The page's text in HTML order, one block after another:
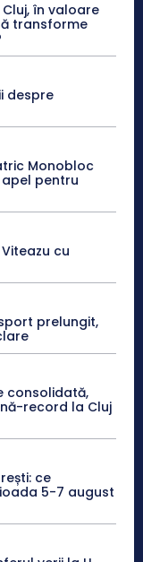
în valoare
transforme
despre
Monobloc
pentru
cu
prelungit,
consolidată,
record la Cluj
ce
5-7 august